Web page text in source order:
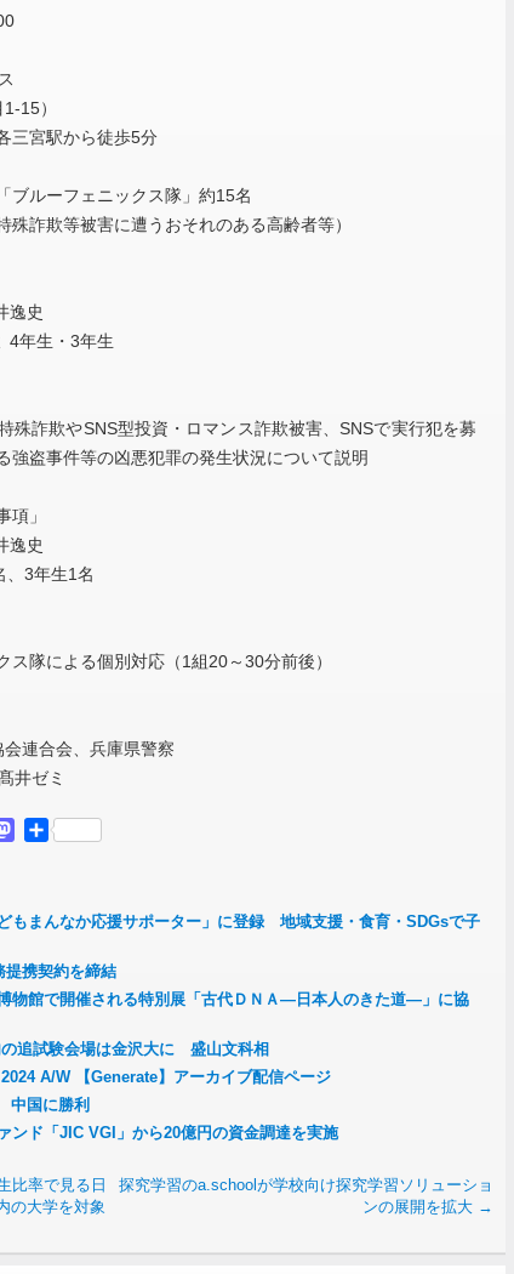
15）
三宮駅から徒歩5分
ブルーフェニックス隊」約15名
詐欺等被害に遭うおそれのある高齢者等）
逸史
4年生・3年生
殊詐欺やSNS型投資・ロマンス詐欺被害、SNSで実行犯を募
強盗事件等の凶悪犯罪の発生状況について説明
項」
逸史
、3年生1名
隊による個別対応（1組20～30分前後）
連合会、兵庫県警察
井ゼミ
Mastodon
共
もまんなか応援サポーター」に登録 地域支援・食育・SDGsで子
携契約を締結
物館で開催される特別展「古代ＤＮＡ―日本人のきた道―」に協
追試験会場は金沢大に 盛山文科相
A/W 【Generate】アーカイブ配信ページ
中国に勝利
ンド「JIC VGI」から20億円の資金調達を実施
比率で見る日
の大学を対象
探究学習のa.schoolが学校向け探究学習ソリューショ
ンの展開を拡大 →